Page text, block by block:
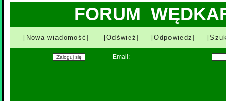
FORUM
[Nowa wiadomość] [Odśwież] [Odpowiedz]
Email: